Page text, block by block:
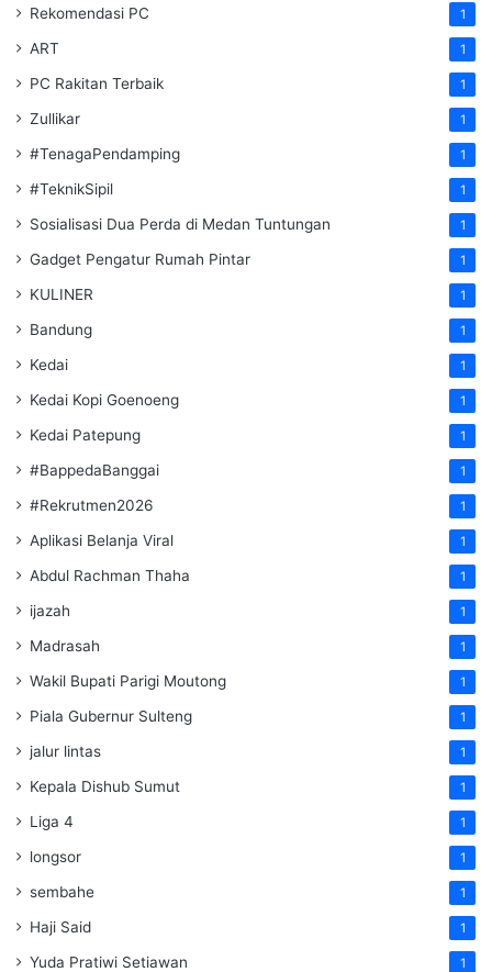
Rekomendasi PC 1
ART 1
PC Rakitan Terbaik 1
Zullikar 1
#TenagaPendamping 1
#TeknikSipil 1
Sosialisasi Dua Perda di Medan Tuntungan 1
Gadget Pengatur Rumah Pintar 1
KULINER 1
Bandung 1
Kedai 1
Kedai Kopi Goenoeng 1
Kedai Patepung 1
#BappedaBanggai 1
#Rekrutmen2026 1
Aplikasi Belanja Viral 1
Abdul Rachman Thaha 1
ijazah 1
Madrasah 1
Wakil Bupati Parigi Moutong 1
Piala Gubernur Sulteng 1
jalur lintas 1
Kepala Dishub Sumut 1
Liga 4 1
longsor 1
sembahe 1
Haji Said 1
Yuda Pratiwi Setiawan 1